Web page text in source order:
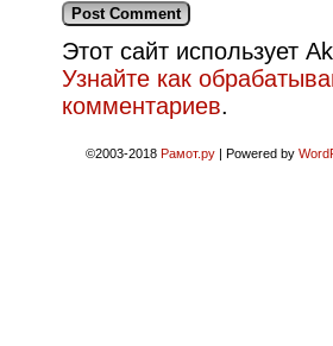
Этот сайт использует
Узнайте как
комментариев.
©2003-2018 Рамот.ру | Powered by